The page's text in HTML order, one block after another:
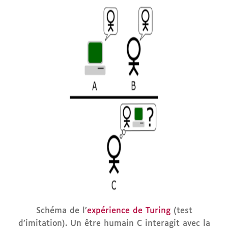
Schéma de l’expérience de Turing(test
d’imitation). Un être humain C interagit avec la